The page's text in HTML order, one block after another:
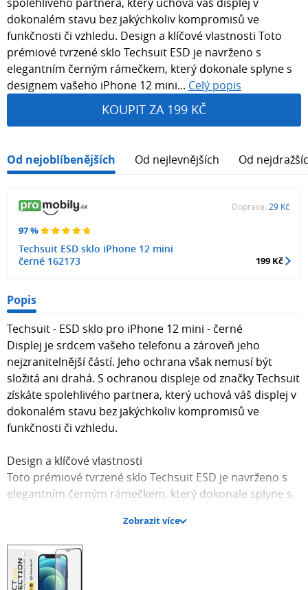
dokonalém stavu bez jakýchkoliv kompromisů ve
funkčnosti či vzhledu. Design a klíčové vlastnosti Toto
prémiové tvrzené sklo Techsuit ESD je navrženo s
elegantním černým rámečkem, který dokonale splyne s
designem vašeho iPhone 12 mini... Celý popis
KOUPIT ZA 199 KČ
Od nejoblíbenějších Od nejlevnějších Od
97 %
Techsuit ESD sklo iPhone 12 mini
černé 162173
Doprava: 29 Kč
199 Kč
Popis
Techsuit - ESD sklo pro iPhone 12 mini - černé
Displej je srdcem vašeho telefonu a zároveň jeho
nejzranitelnější částí. Jeho ochrana však nemusí být
složitá ani drahá. S ochranou displeje od značky Techsuit
získáte spolehlivého partnera, který uchová váš displej v
dokonalém stavu bez jakýchkoliv kompromisů ve
funkčnosti či vzhledu.
Design a klíčové vlastnosti
Toto prémiové tvrzené sklo Techsuit ESD je navrženo s
elegantním černým rámečkem, který dokonale splyne s
pokrytí displeje. Díky preciznímu vyřezání jsou zachovány
všechny funkční prvky, jako je reproduktor a senzory, bez
jakéhokoli omezení. Sklo se pyšní označením PREMIUM
9H TEMPERED GLASS a nabízí ANTI-STATIC, DUST PROOF,
Zobrazit více